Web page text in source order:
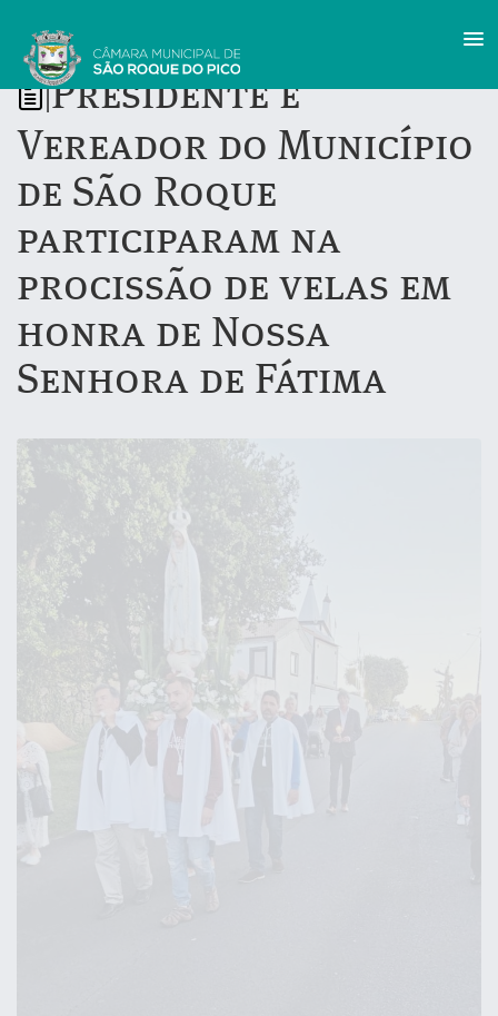
Presidente e
Vereador do Município
de São Roque
participaram na
procissão de velas em
honra de Nossa
Senhora de Fátima